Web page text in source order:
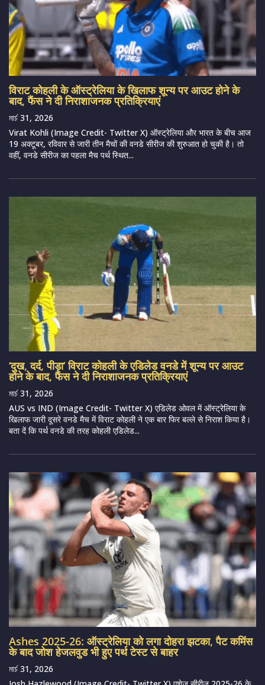
विराट कोहली के ऑस्ट्रेलिया के खिलाफ शून्य पर आउट होने के
बाद, फैंस ने दी निराशाजनक प्रतिक्रियाएं
মার্চ 31, 2026
Virat Kohli (Image Credit- Twitter X) ऑस्ट्रेलिया और भारत के बीच आज
19 अक्टूबर, रविवार से जारी तीन मैचों की वनडे सीरीज की शुरुआत हो चुकी है। तो
वहीं, वनडे सीरीज का पहला मैच पर्थ स्थित...
‘दुख, दर्द, पीड़ा’ विराट कोहली के एडिलेड वनडे में शून्य पर आउट
होने के बाद, फैंस ने दी निराशाजनक प्रतिक्रियाएं
মার্চ 31, 2026
AUS vs IND (Image Credit- Twitter X) एडिलेड ओवल में ऑस्ट्रेलिया के
खिलाफ जारी दूसरे वनडे मैच में विराट कोहली ने एक बार फिर बल्ले से निराश किया है।
बता दें कि पर्थ वनडे की तरह कोहली एडिलेड...
Ashes 2025-26: ऑस्ट्रेलिया को लगा दोहरा झटका, पैट कमिंस
के बाद जोश हेजलवुड भी हुए पर्थ टेस्ट से बाहर
মার্চ 31, 2026